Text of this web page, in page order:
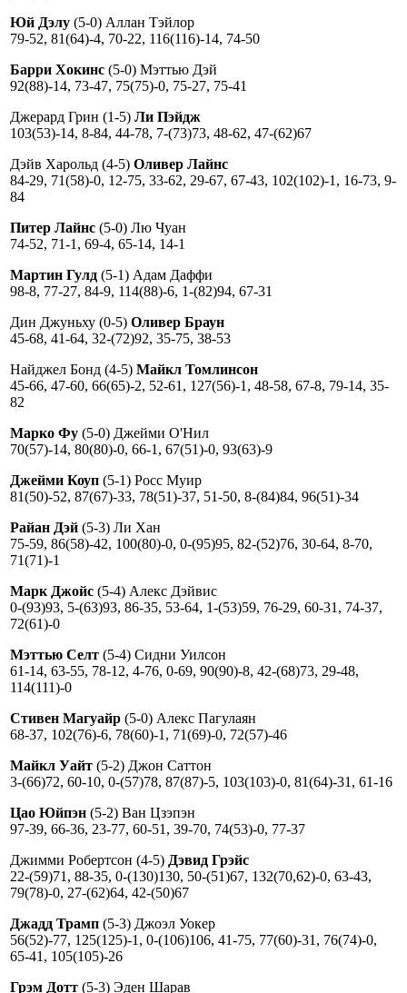
Юй Дэлу (5-0) Аллан Тэйлор
79-52, 81(64)-4, 70-22, 116(116)-14, 74-50
Барри Хокинс (5-0) Мэттью Дэй
92(88)-14, 73-47, 75(75)-0, 75-27, 75-41
Джерард Грин (1-5) Ли Пэйдж
103(53)-14, 8-84, 44-78, 7-(73)73, 48-62, 47-(62)67
Дэйв Харольд (4-5) Оливер Лайнс
84-29, 71(58)-0, 12-75, 33-62, 29-67, 67-43, 102(102)-1, 16-73, 9-
84
Питер Лайнс (5-0) Лю Чуан
74-52, 71-1, 69-4, 65-14, 14-1
Мартин Гулд (5-1) Адам Даффи
98-8, 77-27, 84-9, 114(88)-6, 1-(82)94, 67-31
Дин Джуньху (0-5) Оливер Браун
45-68, 41-64, 32-(72)92, 35-75, 38-53
Найджел Бонд (4-5) Майкл Томлинсон
45-66, 47-60, 66(65)-2, 52-61, 127(56)-1, 48-58, 67-8, 79-14, 35-
82
Марко Фу (5-0) Джейми О'Нил
70(57)-14, 80(80)-0, 66-1, 67(51)-0, 93(63)-9
Джейми Коуп (5-1) Росс Муир
81(50)-52, 87(67)-33, 78(51)-37, 51-50, 8-(84)84, 96(51)-34
Райан Дэй (5-3) Ли Хан
75-59, 86(58)-42, 100(80)-0, 0-(95)95, 82-(52)76, 30-64, 8-70,
71(71)-1
Марк Джойс (5-4) Алекс Дэйвис
0-(93)93, 5-(63)93, 86-35, 53-64, 1-(53)59, 76-29, 60-31, 74-37,
72(61)-0
Мэттью Селт (5-4) Сидни Уилсон
61-14, 63-55, 78-12, 4-76, 0-69, 90(90)-8, 42-(68)73, 29-48,
114(111)-0
Стивен Магуайр (5-0) Алекс Пагулаян
68-37, 102(76)-6, 78(60)-1, 71(69)-0, 72(57)-46
Майкл Уайт (5-2) Джон Саттон
3-(66)72, 60-10, 0-(57)78, 87(87)-5, 103(103)-0, 81(64)-31, 61-16
Цао Юйпэн (5-2) Ван Цзэпэн
97-39, 66-36, 23-77, 60-51, 39-70, 74(53)-0, 77-37
Джимми Робертсон (4-5) Дэвид Грэйс
22-(59)71, 88-35, 0-(130)130, 50-(51)67, 132(70,62)-0, 63-43,
79(78)-0, 27-(62)64, 42-(50)67
Джадд Трамп (5-3) Джоэл Уокер
56(52)-77, 125(125)-1, 0-(106)106, 41-75, 77(60)-31, 76(74)-0,
65-41, 105(105)-26
Грэм Дотт (5-3) Эден Шарав